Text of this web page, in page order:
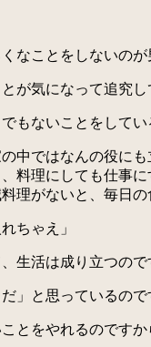
なことをしないのが
が気になって追究
もないことをして
中ではなんの役に
料理にしても仕事
理がないと、毎日の
ちゃえ」
生活は成り立つので
」と思っているの
とをやれるのです